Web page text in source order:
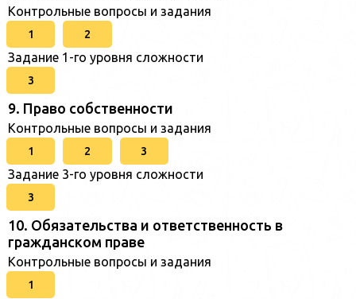
Контрольные вопросы и задания
1 2
Задание 1-го уровня сложности
3
9. Право собственности
Контрольные вопросы и задания
1 2 3
Задание 3-го уровня сложности
3
10. Обязательства и ответственность в
гражданском праве
Контрольные вопросы и задания
1